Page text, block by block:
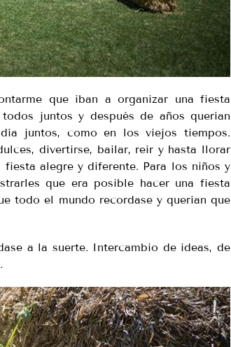
que iban a organizar una fiesta
juntos y después de años querían
juntos, como en los viejos tiempos.
divertirse, bailar, reír y hasta llorar
alegre y diferente. Para los niños y
que era posible hacer una fiesta
todo el mundo recordase y querían que
a la suerte. Intercambio de ideas, de
.